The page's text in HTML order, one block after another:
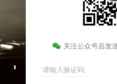
登录查看 关注公众号后发
请输入验证码